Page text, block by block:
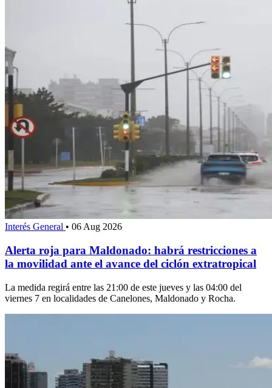
Interés General • 06 Aug 2026
Alerta roja para Maldonado: habrá restricciones a
la movilidad ante el avance del ciclón extratropical
La medida regirá entre las 21:00 de este jueves y las 04:00 del
viernes 7 en localidades de Canelones, Maldonado y Rocha.